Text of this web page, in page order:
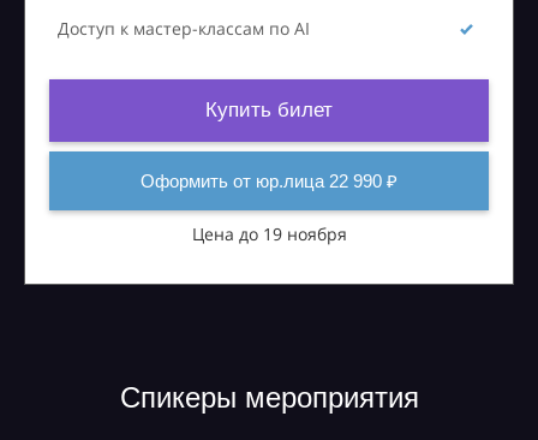
Доступ к мастер-классам по AI
Купить билет
Оформить от юр.лица 22 990 ₽
Цена до 19 ноября
Спикеры мероприятия